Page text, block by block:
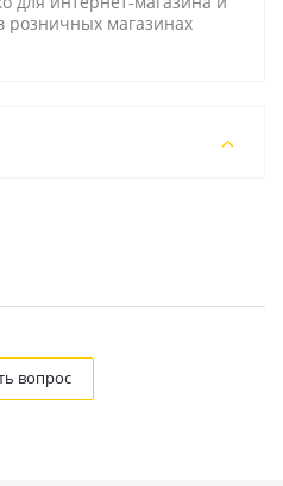
розничных магазинах
вопрос